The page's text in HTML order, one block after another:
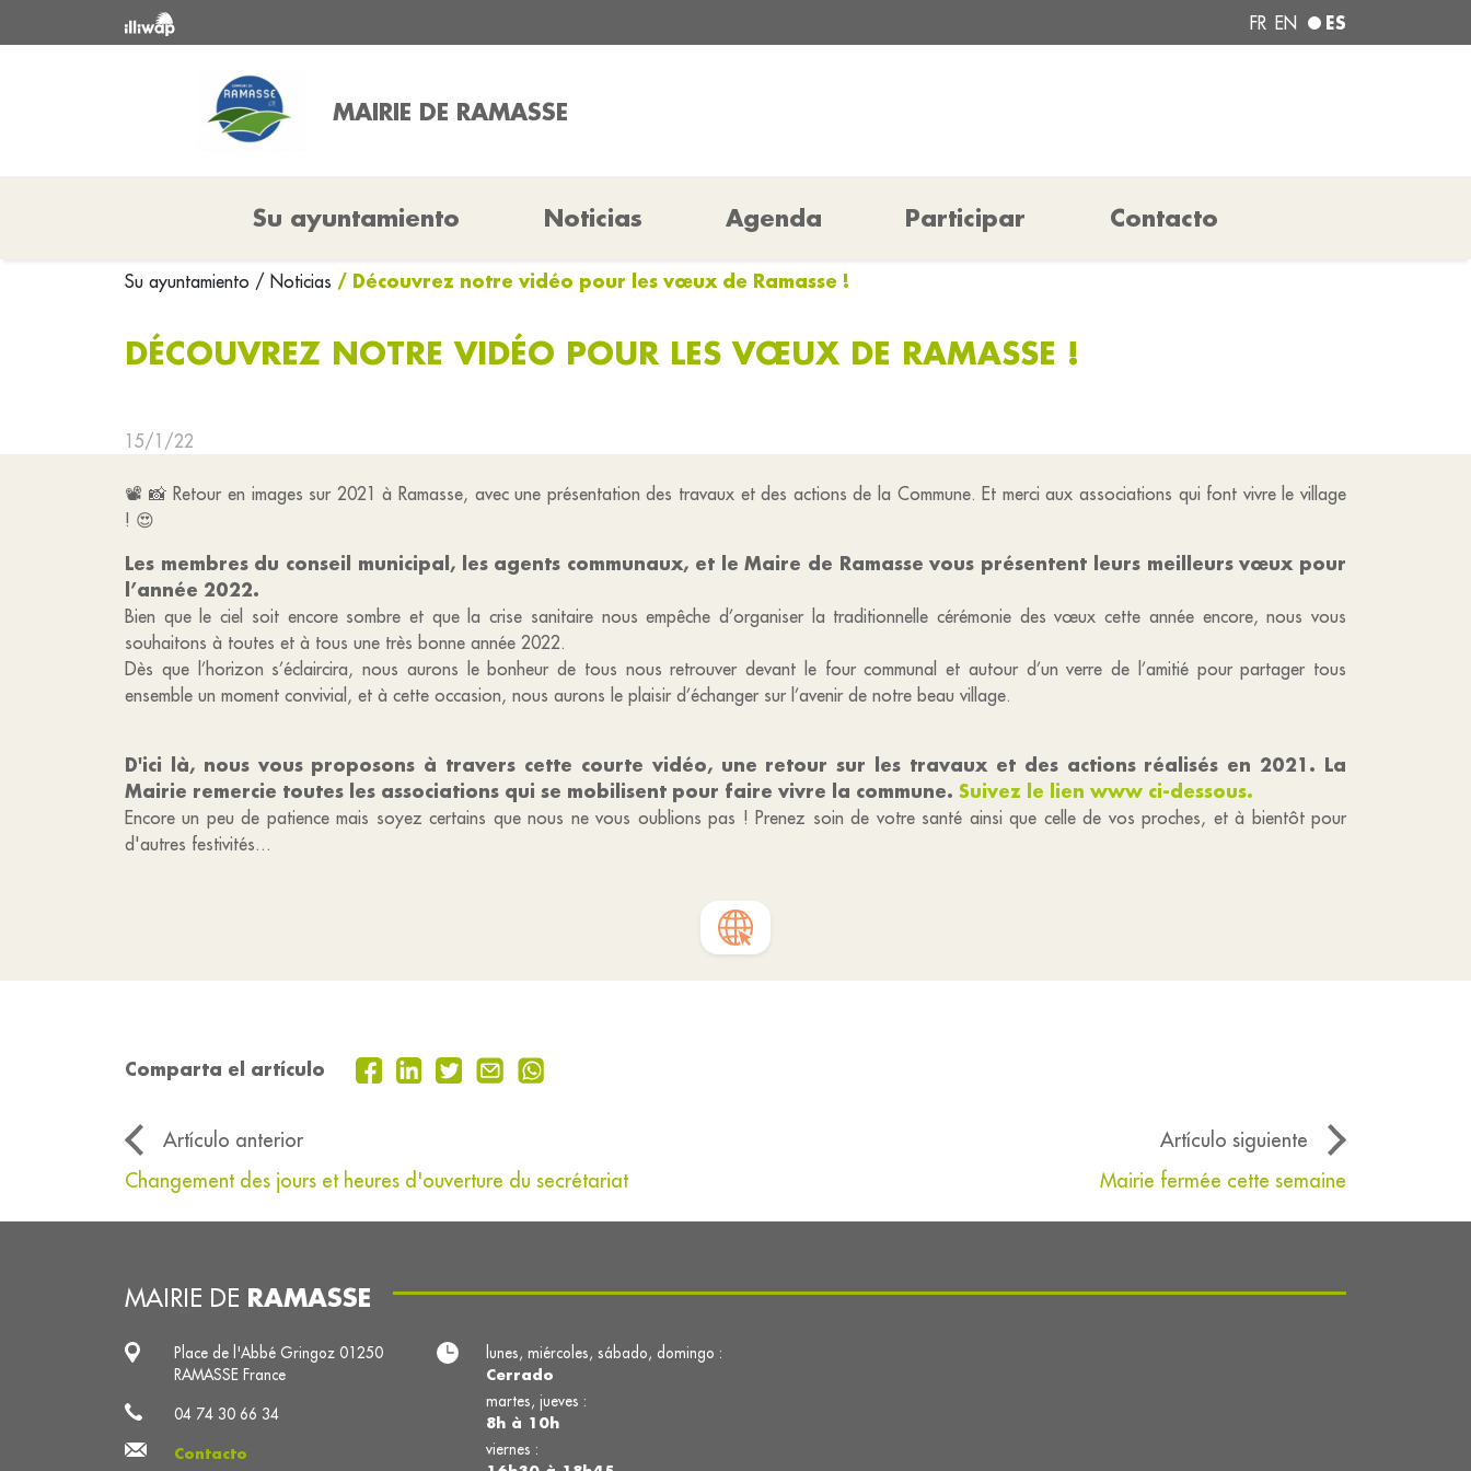
FR EN ES
MAIRIE DE RAMASSE
Su ayuntamiento Noticias Agenda Participar Contacto
Su ayuntamiento / Noticias / Découvrez notre vidéo pour les vœux de Ramasse !
DÉCOUVREZ NOTRE VIDÉO POUR LES VŒUX DE RAMASSE !
15/1/22
📽 📸 Retour en images sur 2021 à Ramasse, avec une présentation des travaux et des actions de la Commune. Et merci aux associations qui font vivre le village
! 😍
Les membres du conseil municipal, les agents communaux, et le Maire de Ramasse vous présentent leurs meilleurs vœux pour
l’année 2022.
Bien que le ciel soit encore sombre et que la crise sanitaire nous empêche d’organiser la traditionnelle cérémonie des vœux cette année encore, nous vous
souhaitons à toutes et à tous une très bonne année 2022.
Dès que l’horizon s’éclaircira, nous aurons le bonheur de tous nous retrouver devant le four communal et autour d’un verre de l’amitié pour partager tous
ensemble un moment convivial, et à cette occasion, nous aurons le plaisir d’échanger sur l’avenir de notre beau village.
D'ici là, nous vous proposons à travers cette courte vidéo, une retour sur les travaux et des actions réalisés en 2021. La
Mairie remercie toutes les associations qui se mobilisent pour faire vivre la commune. Suivez le lien www ci-dessous.
Encore un peu de patience mais soyez certains que nous ne vous oublions pas ! Prenez soin de votre santé ainsi que celle de vos proches, et à bientôt pour
d'autres festivités...
Comparta el artículo
Artículo anterior
Artículo siguiente
Changement des jours et heures d'ouverture du secrétariat
Mairie fermée cette semaine
MAIRIE DE RAMASSE
Place de l'Abbé Gringoz 01250
RAMASSE France
04 74 30 66 34
Contacto
lunes, miércoles, sábado, domingo :
Cerrado
martes, jueves :
8h à 10h
viernes :